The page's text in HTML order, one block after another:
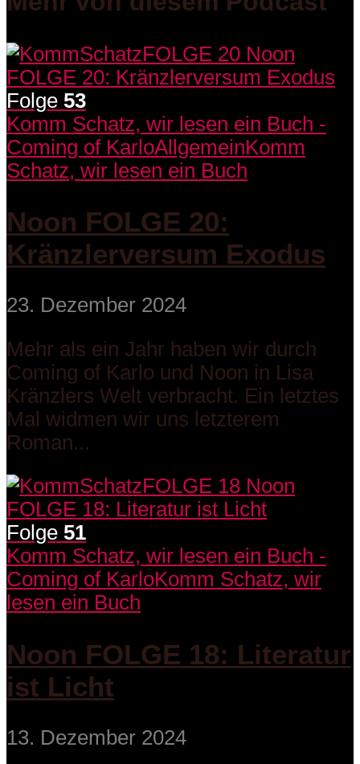
Folge 53
Komm Schatz, wir lesen ein Buch -
Coming of KarloAllgemeinKomm
Schatz, wir lesen ein Buch
Noon FOLGE 20:
Kränzlerversum Exodus
23. Dezember 2024
Mehr als ein Jahr haben wir durch
Coming of Karlo und Noon in Lisa
Kränzlers Welt verbracht. Ein letztes
Mal widmen wir uns letzterem
Roman...
Folge 51
Komm Schatz, wir lesen ein Buch -
Coming of KarloKomm Schatz, wir
lesen ein Buch
Noon FOLGE 18: Literatur
ist Licht
13. Dezember 2024